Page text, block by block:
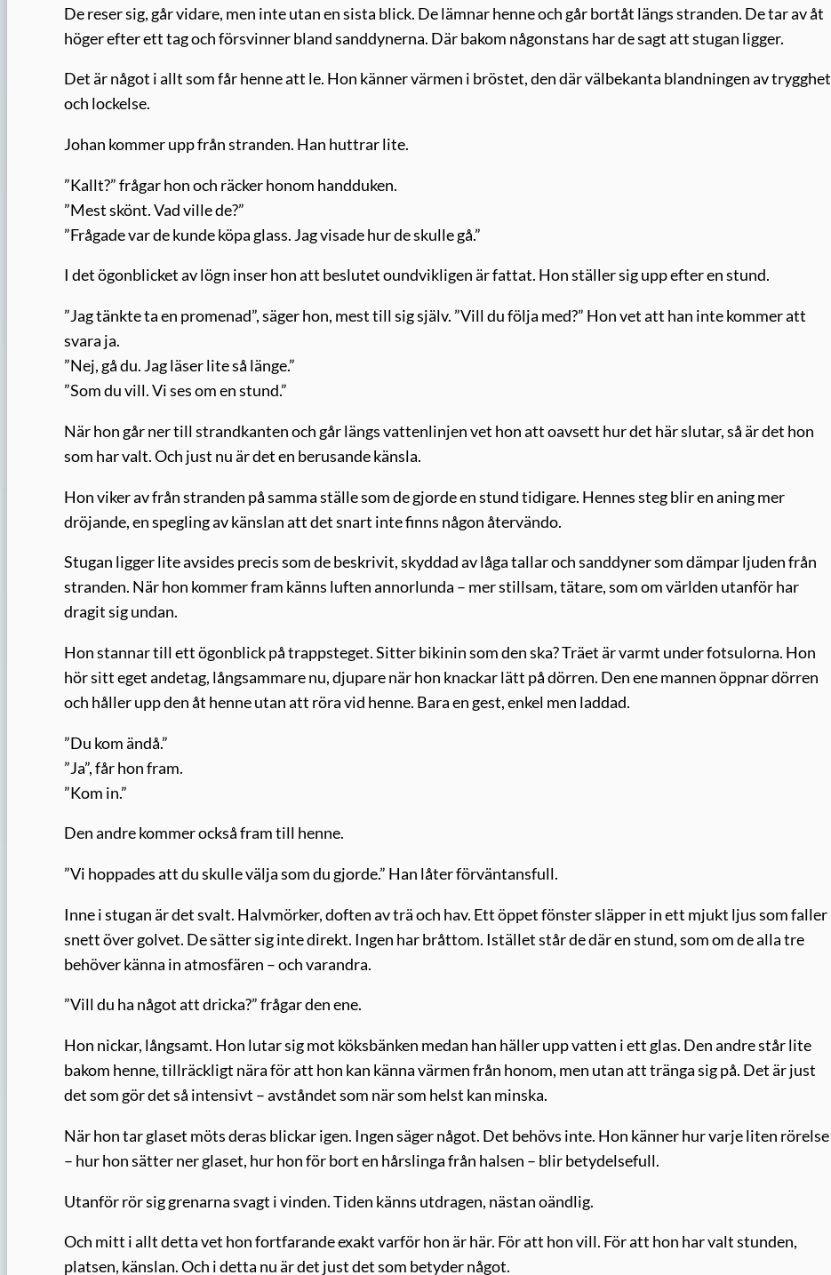
De reser sig, går vidare, men inte utan en sista blick. De lämnar henne och går bortåt längs stranden. De tar av åt
höger efter ett tag och försvinner bland sanddynerna. Där bakom någonstans har de sagt att stugan ligger.
Det är något i allt som får henne att le. Hon känner värmen i bröstet, den där välbekanta blandningen av trygghet
och lockelse.
Johan kommer upp från stranden. Han huttrar lite.
”Kallt?” frågar hon och räcker honom handduken.
”Mest skönt. Vad ville de?”
”Frågade var de kunde köpa glass. Jag visade hur de skulle gå.”
I det ögonblicket av lögn inser hon att beslutet oundvikligen är fattat. Hon ställer sig upp efter en stund.
”Jag tänkte ta en promenad”, säger hon, mest till sig själv. ”Vill du följa med?” Hon vet att han inte kommer att
svara ja.
”Nej, gå du. Jag läser lite så länge.”
”Som du vill. Vi ses om en stund.”
När hon går ner till strandkanten och går längs vattenlinjen vet hon att oavsett hur det här slutar, så är det hon
som har valt. Och just nu är det en berusande känsla.
Hon viker av från stranden på samma ställe som de gjorde en stund tidigare. Hennes steg blir en aning mer
dröjande, en spegling av känslan att det snart inte finns någon återvändo.
Stugan ligger lite avsides precis som de beskrivit, skyddad av låga tallar och sanddyner som dämpar ljuden från
stranden. När hon kommer fram känns luften annorlunda – mer stillsam, tätare, som om världen utanför har
dragit sig undan.
Hon stannar till ett ögonblick på trappsteget. Sitter bikinin som den ska? Träet är varmt under fotsulorna. Hon
hör sitt eget andetag, långsammare nu, djupare när hon knackar lätt på dörren. Den ene mannen öppnar dörren
och håller upp den åt henne utan att röra vid henne. Bara en gest, enkel men laddad.
”Du kom ändå.”
”Ja”, får hon fram.
”Kom in.”
Den andre kommer också fram till henne.
”Vi hoppades att du skulle välja som du gjorde.” Han låter förväntansfull.
Inne i stugan är det svalt. Halvmörker, doften av trä och hav. Ett öppet fönster släpper in ett mjukt ljus som faller
snett över golvet. De sätter sig inte direkt. Ingen har bråttom. Istället står de där en stund, som om de alla tre
behöver känna in atmosfären – och varandra.
”Vill du ha något att dricka?” frågar den ene.
Hon nickar, långsamt. Hon lutar sig mot köksbänken medan han häller upp vatten i ett glas. Den andre står lite
bakom henne, tillräckligt nära för att hon kan känna värmen från honom, men utan att tränga sig på. Det är just
det som gör det så intensivt – avståndet som när som helst kan minska.
När hon tar glaset möts deras blickar igen. Ingen säger något. Det behövs inte. Hon känner hur varje liten rörelse
– hur hon sätter ner glaset, hur hon för bort en hårslinga från halsen – blir betydelsefull.
Utanför rör sig grenarna svagt i vinden. Tiden känns utdragen, nästan oändlig.
Och mitt i allt detta vet hon fortfarande exakt varför hon är här. För att hon vill. För att hon har valt stunden,
platsen, känslan. Och i detta nu är det just det som betyder något.